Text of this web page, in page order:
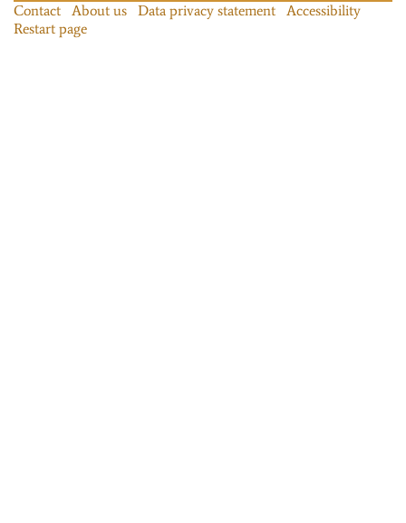
Contact About us Data privacy statement
Accessibility
Restart page